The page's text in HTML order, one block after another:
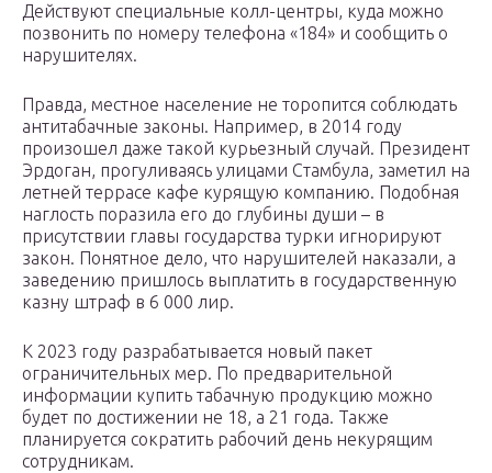
Действуют специальные колл-центры, куда можно
позвонить по номеру телефона «184» и сообщить о
нарушителях.
Правда, местное население не торопится соблюдать
антитабачные законы. Например, в 2014 году
произошел даже такой курьезный случай. Президент
Эрдоган, прогуливаясь улицами Стамбула, заметил на
летней террасе кафе курящую компанию. Подобная
наглость поразила его до глубины души – в
присутствии главы государства турки игнорируют
закон. Понятное дело, что нарушителей наказали, а
заведению пришлось выплатить в государственную
казну штраф в 6 000 лир.
К 2023 году разрабатывается новый пакет
ограничительных мер. По предварительной
информации купить табачную продукцию можно
будет по достижении не 18, а 21 года. Также
планируется сократить рабочий день некурящим
сотрудникам.